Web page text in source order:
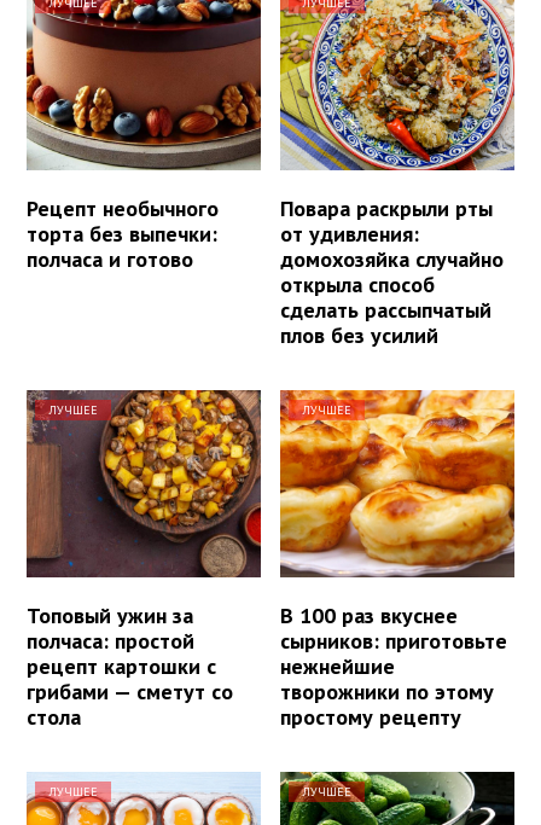
Рецепт необычного
торта без выпечки:
полчаса и готово
Повара раскрыли рты
от удивления:
домохозяйка случайно
открыла способ
сделать рассыпчатый
плов без усилий
ЛУЧШЕЕ
Топовый ужин за
полчаса: простой
рецепт картошки с
грибами — сметут со
стола
ЛУЧШЕЕ
В 100 раз вкуснее
сырников: приготовьте
нежнейшие
творожники по этому
простому рецепту
ЛУЧШЕЕ ЛУЧШЕЕ